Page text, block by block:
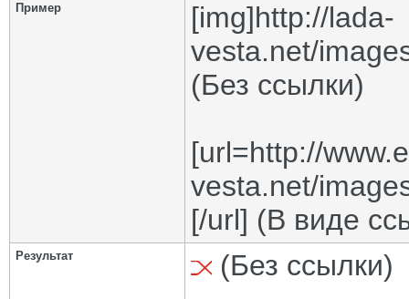
Пример
[img]http://lada-
vesta.net/
(Без ссылки)
[url=http://
vesta.net/
[/url] (В виде
Результат (Без ссылки)